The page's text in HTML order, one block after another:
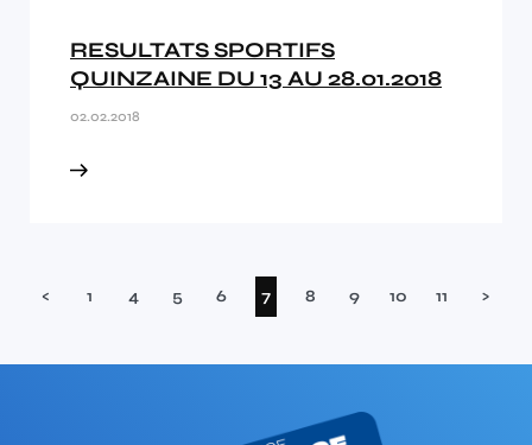
RESULTATS SPORTIFS
QUINZAINE DU 13 AU 28.01.2018
02.02.2018
< 1 4 5 6 7(current)
8 9 10 11 >